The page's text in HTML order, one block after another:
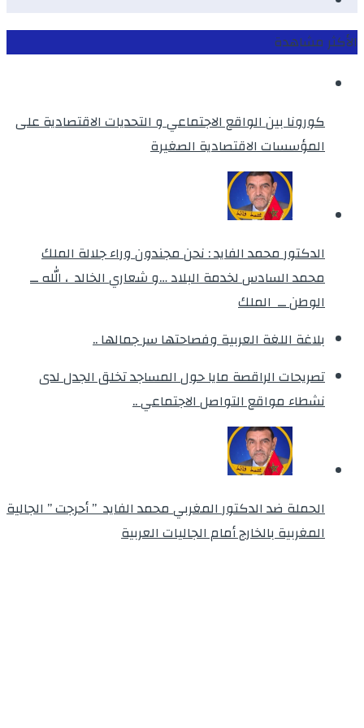
الأكثر مشاهدة
كورونا بين الواقع الاجتماعي و التحديات الاقتصادية على
المؤسسات الاقتصادية الصغيرة
الدكتور محمد الفايد : نحن مجندون وراء جلالة الملك
محمد السادس لخدمة البلاد …و شعاري الخالد ، الله ــ
الوطن ــ الملك
بلاغة اللغة العربية وفصاحتها سر جمالها ..
تصريحات الراقصة مايا حول المساجد تخلق الجدل لدى
نشطاء مواقع التواصل الاجتماعي ..
الحملة ضد الدكتور المغربي محمد الفايد ” أحرجت ” الجالية
المغربية بالخارج أمام الجاليات العربية